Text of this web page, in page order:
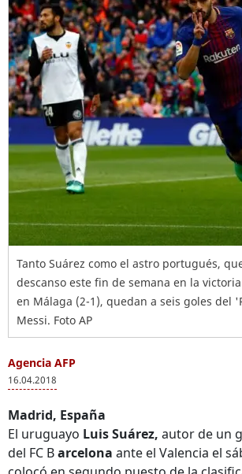
Tanto Suárez como el astro portugués,
descanso este fin de semana en la
en Málaga (2-1), quedan a seis goles del
Messi. Foto AP
Agencia AFP
16.04.2018
Madrid, España
El uruguayo Luis Suárez, autor de un
del FC Barcelona ante el Valencia el